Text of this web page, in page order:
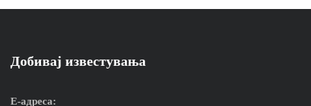
Добивај известувања
Е-адреса: